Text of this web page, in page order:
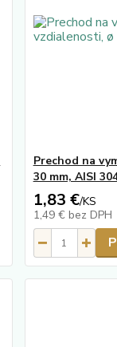
Prechod na
30 mm, AISI
1,83 €/KS
1,49 € bez DPH